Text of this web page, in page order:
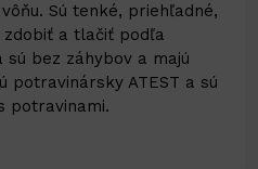
Sú tenké, priehľadné,
a tlačiť podľa
bez záhybov a majú
potravinársky ATEST a sú
potravinami.